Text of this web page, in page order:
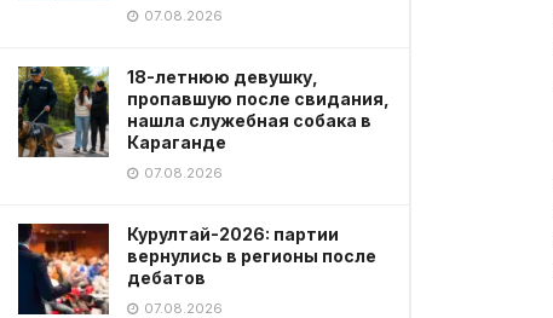
07.08.2026
18-летнюю девушку,
пропавшую после свидания,
нашла служебная собака в
Караганде
07.08.2026
Курултай-2026: партии
вернулись в регионы после
дебатов
07.08.2026